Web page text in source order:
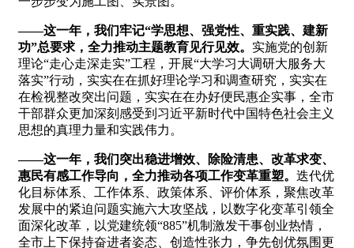
——这一年，我们牢记“学思想、强党性、重实践、建新
功”总要求，全力推动主题教育见行见效。 实施党的创新
理论“走心走深走实”工程，开展“大学习大调研大服务大
落实”行动，实实在在抓好理论学习和调查研究，实实在
在检视整改突出问题，实实在在办好便民惠企实事，全市
干部群众更加深刻感受到习近平新时代中国特色社会主义
思想的真理力量和实践伟力。
——这一年，我们突出稳进增效、除险清患、改革求变、
惠民有感工作导向，全力推动各项工作变革重塑。 迭代优
化目标体系、工作体系、政策体系、评价体系，聚焦改革
发展中的紧迫问题实施六大攻坚战，以数字化变革引领全
面深化改革，以党建统领“885”机制激发干事创业热情，
全市上下保持奋进者姿态、创造性张力，争先创优氛围更